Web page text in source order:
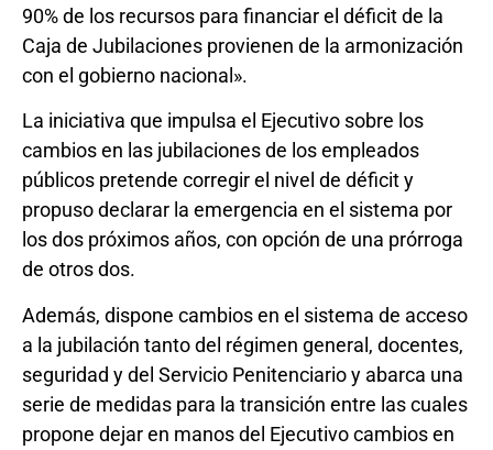
90% de los recursos para financiar el déficit de la
Caja de Jubilaciones provienen de la armonización
con el gobierno nacional».
La iniciativa que impulsa el Ejecutivo sobre los
cambios en las jubilaciones de los empleados
públicos pretende corregir el nivel de déficit y
propuso declarar la emergencia en el sistema por
los dos próximos años, con opción de una prórroga
de otros dos.
Además, dispone cambios en el sistema de acceso
a la jubilación tanto del régimen general, docentes,
seguridad y del Servicio Penitenciario y abarca una
serie de medidas para la transición entre las cuales
propone dejar en manos del Ejecutivo cambios en